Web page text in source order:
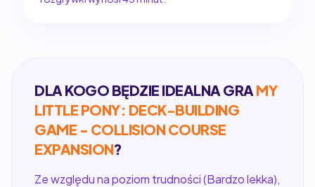
DLA KOGO BĘDZIE IDEALNA GRA MY
LITTLE PONY: DECK-BUILDING
GAME - COLLISION COURSE
EXPANSION?
Ze względu na poziom trudności (Bardzo lekka),